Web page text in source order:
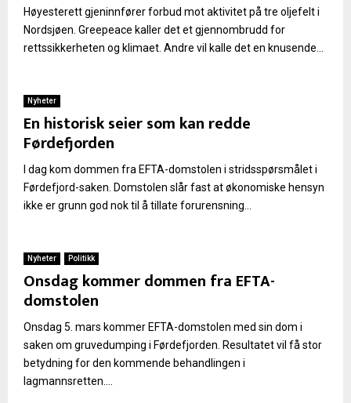
Høyesterett gjeninnfører forbud mot aktivitet på tre oljefelt i
Nordsjøen. Greepeace kaller det et gjennombrudd for
rettssikkerheten og klimaet. Andre vil kalle det en knusende...
Nyheter
En historisk seier som kan redde
Førdefjorden
I dag kom dommen fra EFTA-domstolen i stridsspørsmålet i
Førdefjord-saken. Domstolen slår fast at økonomiske hensyn
ikke er grunn god nok til å tillate forurensning...
Nyheter Politikk
Onsdag kommer dommen fra EFTA-
domstolen
Onsdag 5. mars kommer EFTA-domstolen med sin dom i
saken om gruvedumping i Førdefjorden. Resultatet vil få stor
betydning for den kommende behandlingen i
lagmannsretten....